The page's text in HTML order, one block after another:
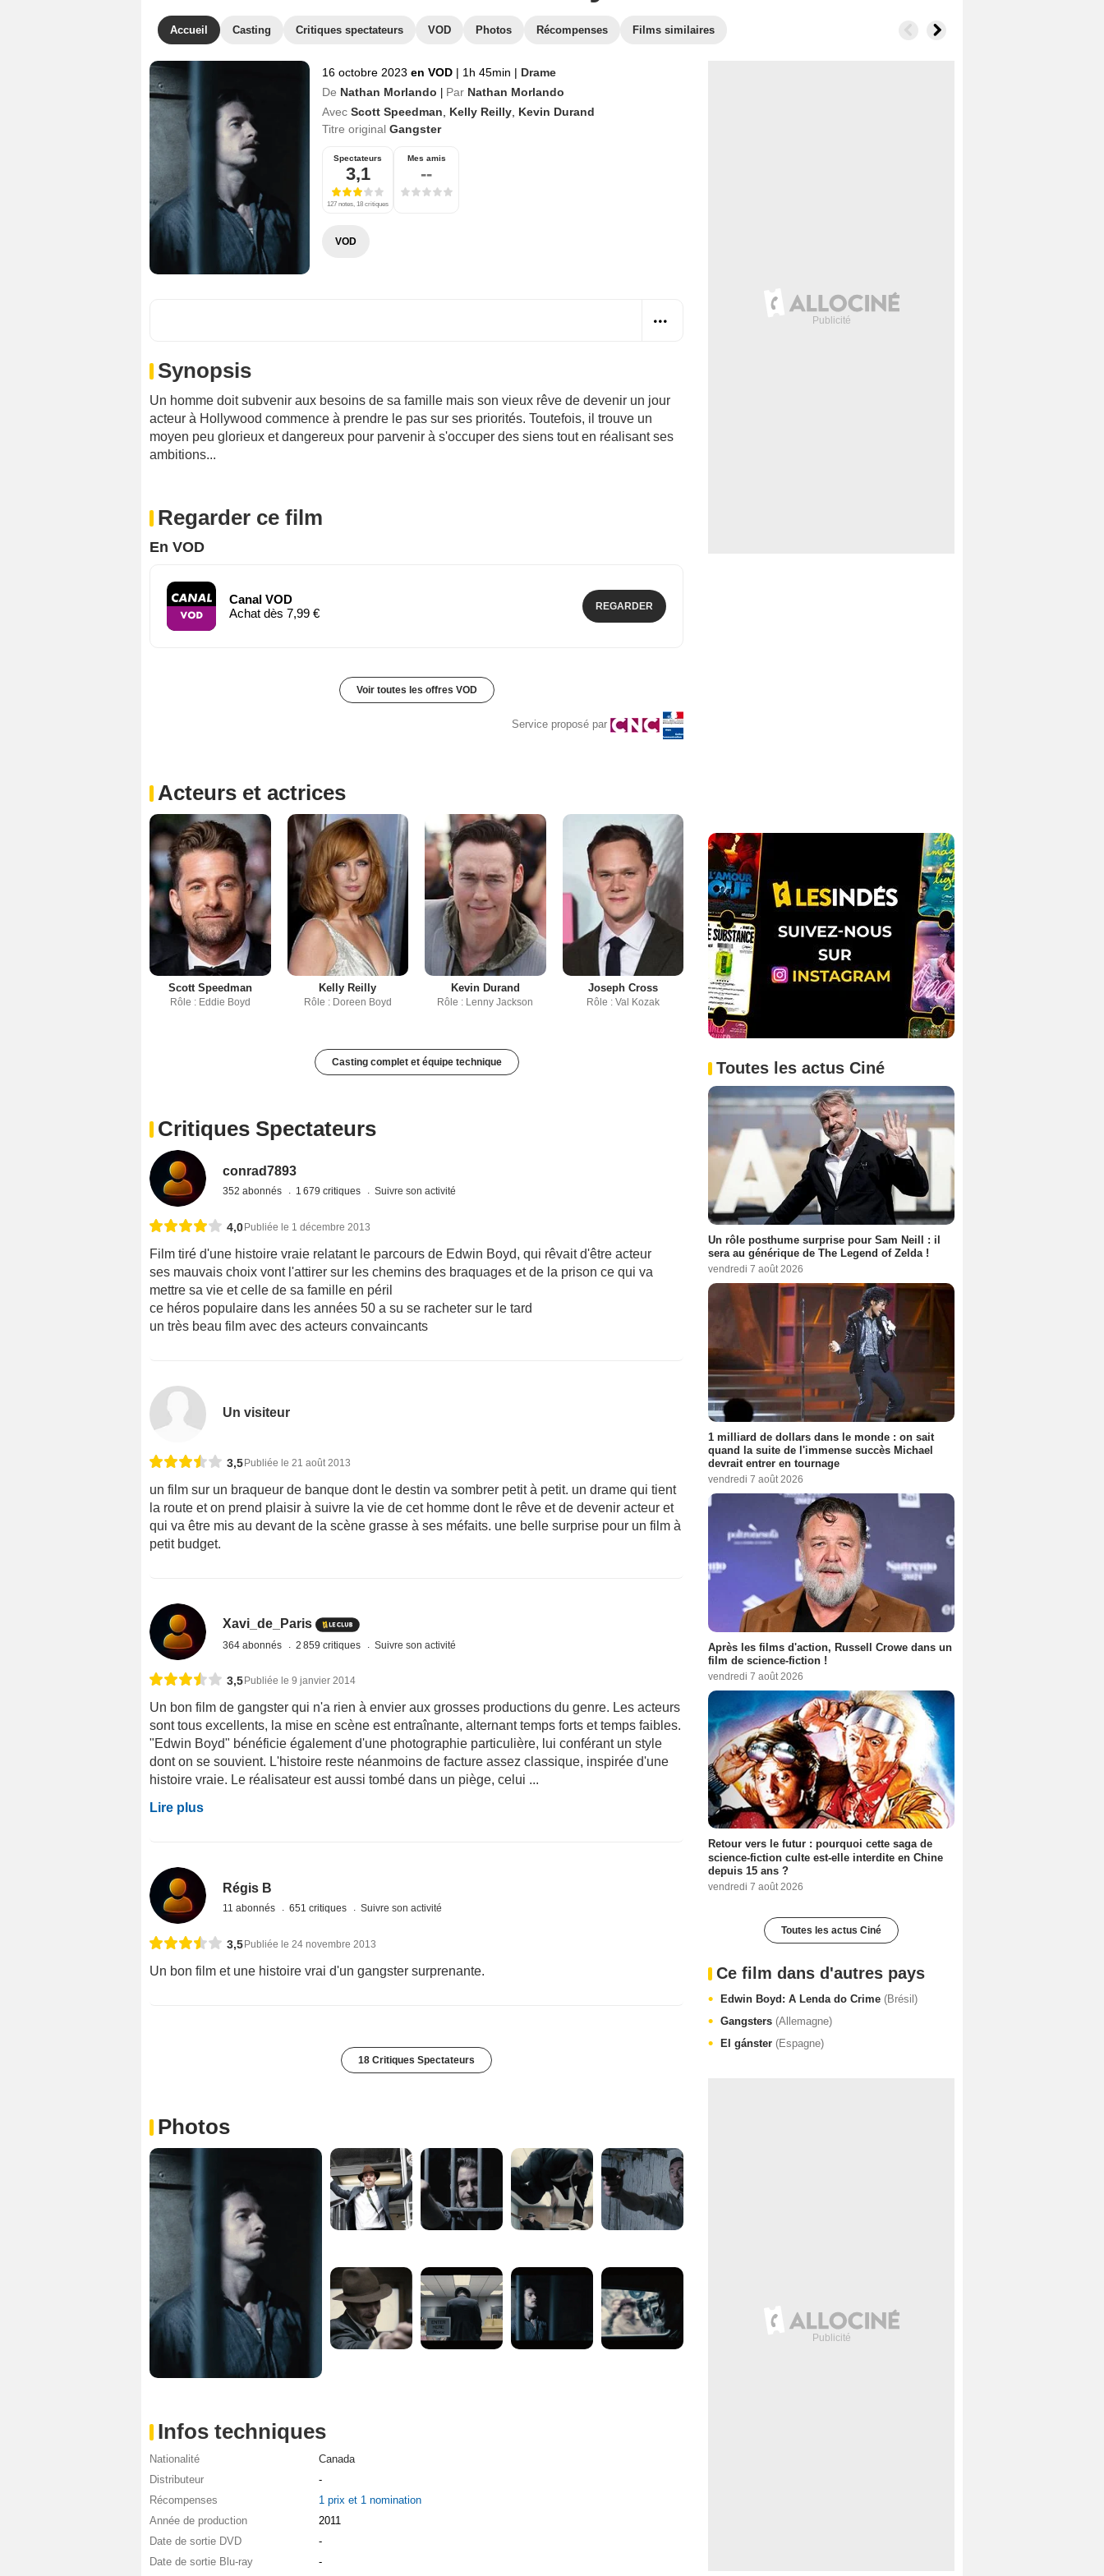
Accueil Casting Critiques spectateurs VOD Photos Récompenses Films similaires
16 octobre 2023 en VOD | 1h 45min | Drame
De Nathan Morlando Par Nathan Morlando
Avec Scott Speedman Kelly Reilly Kevin Durand
Titre original Gangster
Spectateurs
3,1
127 notes, 18 critiques
Mes amis
--
VOD
Synopsis
Un homme doit subvenir aux besoins de sa famille mais son vieux rêve de devenir un jour
acteur à Hollywood commence à prendre le pas sur ses priorités. Toutefois, il trouve un
moyen peu glorieux et dangereux pour parvenir à s'occuper des siens tout en réalisant ses
ambitions...
Regarder ce film
En VOD
Canal VOD
Achat dès 7,99 €
REGARDER
Voir toutes les offres VOD
Service proposé par
Acteurs et actrices
Scott Speedman
Rôle : Eddie Boyd
Kelly Reilly
Rôle : Doreen Boyd
Kevin Durand
Rôle : Lenny Jackson
Joseph Cross
Rôle : Val Kozak
Casting complet et équipe technique
Critiques Spectateurs
conrad7893
352 abonnés 1 679 critiques Suivre son activité
4,0Publiée le 1 décembre 2013
Film tiré d'une histoire vraie relatant le parcours de Edwin Boyd, qui rêvait d'être acteur
ses mauvais choix vont l'attirer sur les chemins des braquages et de la prison ce qui va
mettre sa vie et celle de sa famille en péril
ce héros populaire dans les années 50 a su se racheter sur le tard
un très beau film avec des acteurs convaincants
Un visiteur
3,5Publiée le 21 août 2013
un film sur un braqueur de banque dont le destin va sombrer petit à petit. un drame qui tient
la route et on prend plaisir à suivre la vie de cet homme dont le rêve et de devenir acteur et
qui va être mis au devant de la scène grasse à ses méfaits. une belle surprise pour un film à
petit budget.
Xavi_de_Paris
364 abonnés 2 859 critiques Suivre son activité
3,5Publiée le 9 janvier 2014
Un bon film de gangster qui n'a rien à envier aux grosses productions du genre. Les acteurs
sont tous excellents, la mise en scène est entraînante, alternant temps forts et temps faibles.
"Edwin Boyd" bénéficie également d'une photographie particulière, lui conférant un style
dont on se souvient. L'histoire reste néanmoins de facture assez classique, inspirée d'une
histoire vraie. Le réalisateur est aussi tombé dans un piège, celui ...
Lire plus
Régis B
11 abonnés 651 critiques Suivre son activité
3,5Publiée le 24 novembre 2013
Un bon film et une histoire vrai d'un gangster surprenante.
18 Critiques Spectateurs
Photos
Infos techniques
Nationalité
Canada
Distributeur
-
Récompenses
1 prix et 1 nomination
Année de production
2011
Date de sortie DVD
-
Date de sortie Blu-ray
-
Toutes les actus Ciné
Un rôle posthume surprise pour Sam Neill : il
sera au générique de The Legend of Zelda !
vendredi 7 août 2026
1 milliard de dollars dans le monde : on sait
quand la suite de l'immense succès Michael
devrait entrer en tournage
vendredi 7 août 2026
Après les films d'action, Russell Crowe dans un
film de science-fiction !
vendredi 7 août 2026
Retour vers le futur : pourquoi cette saga de
science-fiction culte est-elle interdite en Chine
depuis 15 ans ?
vendredi 7 août 2026
Toutes les actus Ciné
Ce film dans d'autres pays
Edwin Boyd: A Lenda do Crime (Brésil)
Gangsters (Allemagne)
El gánster (Espagne)